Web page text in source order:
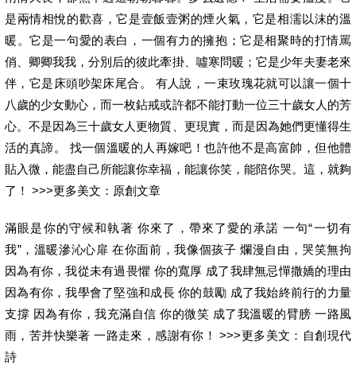
是兩情相悅的歡喜，它是壹飯壹粥的煙火氣，它是相濡以沫的溫
暖。它是一句愛的表白，一個有力的擁抱；它是相聚時的打情罵
俏、卿卿我我，分別后的彼此牽掛、噓寒問暖；它是少年夫妻老來
伴，它是床頭吵架床尾合。 有人說，一束玫瑰花就可以讓一個十
八歲的少女動心，而一枚鉆戒或許都不能打動一位三十歲女人的芳
心。不是因為三十歲女人更物質、更現實，而是因為她們更懂得生
活的真諦。 找一個溫暖的人再嫁吧！也許他不是高富帥，但他體
貼入微，能盡自己所能讓你幸福，能讓你笑，能陪你哭。這，就夠
了！ >>>更多美文：原創文章
滿眼是你的守候和執著 你來了，帶來了愛的承諾 一句“一切有
我”，溫暖滲沁心扉 在你面前，我像個孩子 爛漫自由，哭笑無拘
因為有你，我從未有過畏懼 你的寬厚 成了我肆無忌憚撒嬌的理由
因為有你，我學會了堅強和成長 你的鼓勵 成了我始終前行的力量
支撐 因為有你，我充滿自信 你的微笑 成了我溫暖的臂膀 一路風
雨，苦并快樂著 一路走來，感謝有你！ >>>更多美文：自創現代
詩